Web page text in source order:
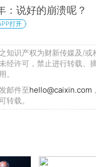
：说好的崩溃呢？
打开
知识产权为财新传媒及/或
经许可，禁止进行转载、
。
邮件至hello@caixin.com
转载。